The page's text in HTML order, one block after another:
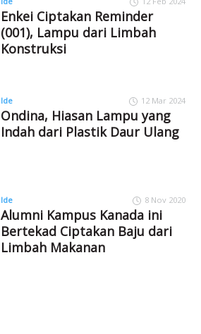
Enkei Ciptakan Reminder
(001), Lampu dari Limbah
Konstruksi
Ide 12 Mar 2024
Ondina, Hiasan Lampu yang
Indah dari Plastik Daur Ulang
Ide 8 Nov 2020
Alumni Kampus Kanada ini
Bertekad Ciptakan Baju dari
Limbah Makanan